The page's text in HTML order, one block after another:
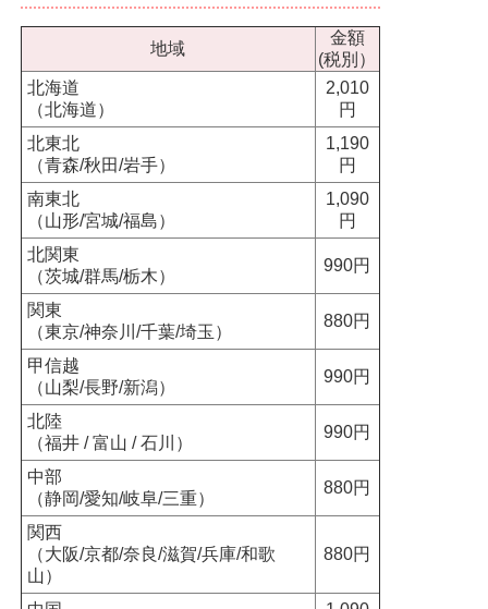
地域
金額
(税別）
北海道
（北海道）
2,010
円
北東北
（青森/秋田/岩手）
1,190
円
南東北
（山形/宮城/福島）
1,090
円
北関東
（茨城/群馬/栃木）
990円
関東
（東京/神奈川/千葉/埼玉）
880円
甲信越
（山梨/長野/新潟）
990円
北陸
（福井 / 富山 / 石川）
990円
中部
（静岡/愛知/岐阜/三重）
880円
関西
（大阪/京都/奈良/滋賀/兵庫/和歌
山）
880円